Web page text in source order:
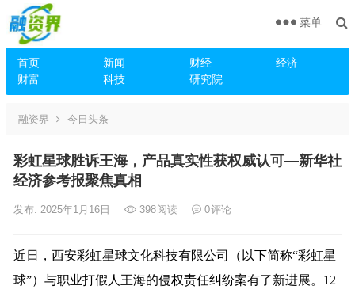
首页 新闻 财经
经济
财富
科技 研究院
菜单
融资界 今日头条
彩虹星球胜诉王海，产品真实性获权威认可—新华社
经济参考报聚焦真相
发布: 2025年1月16日 398阅读 0评论
近日，西安彩虹星球文化科技有限公司（以下简称“彩虹星
球”）与职业打假人王海的侵权责任纠纷案有了新进展。12